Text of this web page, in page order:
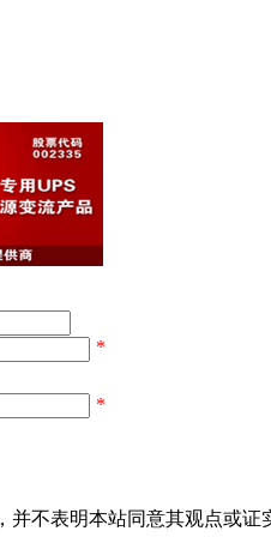
*
*
不表明本站同意其观点或证